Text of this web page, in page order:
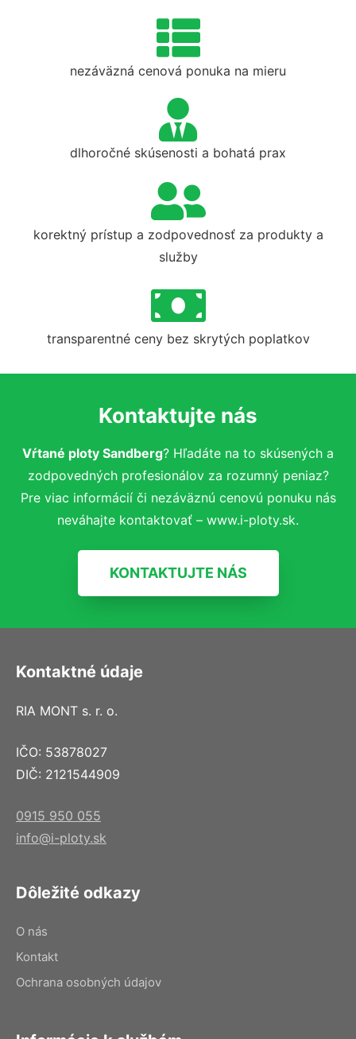
nezáväzná cenová ponuka na mieru
dlhoročné skúsenosti a bohatá prax
korektný prístup a zodpovednosť za produkty a
služby
transparentné ceny bez skrytých poplatkov
Kontaktujte nás
Vŕtané ploty Sandberg? Hľadáte na to skúsených a
zodpovedných profesionálov za rozumný peniaz?
Pre viac informácií či nezáväznú cenovú ponuku nás
neváhajte kontaktovať – www.i-ploty.sk.
KONTAKTUJTE NÁS
Kontaktné údaje
RIA MONT s. r. o.
IČO: 53878027
DIČ: 2121544909
0915 950 055
info@i-ploty.sk
Dôležité odkazy
O nás
Kontakt
Ochrana osobných údajov